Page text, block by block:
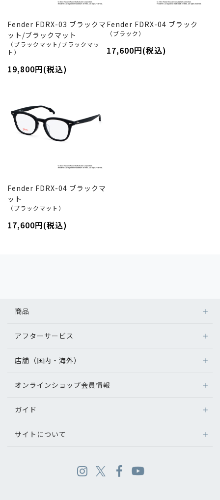
Fender FDRX-03 ブラックマ
ット/ブラックマット
（ブラックマット/ブラックマッ
ト）
19,800円(税込)
Fender FDRX-04 ブラック
（ブラック）
17,600円(税込)
Fender FDRX-04 ブラックマ
ット
（ブラックマット）
17,600円(税込)
商品
アフターサービス
店舗（国内・海外）
オンラインショップ会員情報
ガイド
サイトについて